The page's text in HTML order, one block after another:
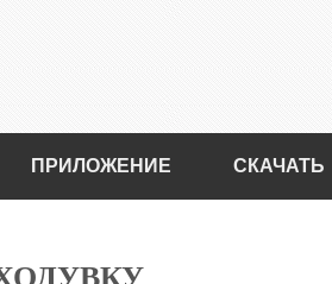
ПРИЛОЖЕНИЕ СКАЧАТЬ